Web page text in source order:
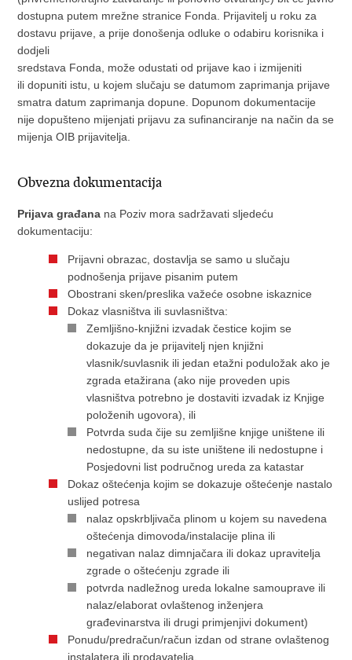
dostupna putem mrežne stranice Fonda. Prijavitelj u roku za
dostavu prijave, a prije donošenja odluke o odabiru korisnika i
dodjeli
sredstava Fonda, može odustati od prijave kao i izmijeniti
ili dopuniti istu, u kojem slučaju se datumom zaprimanja prijave
smatra datum zaprimanja dopune. Dopunom dokumentacije
nije dopušteno mijenjati prijavu za sufinanciranje na način da se
mijenja OIB prijavitelja.
Obvezna dokumentacija
Prijava građana na Poziv mora sadržavati sljedeću
dokumentaciju:
Prijavni obrazac, dostavlja se samo u slučaju
podnošenja prijave pisanim putem
Obostrani sken/preslika važeće osobne iskaznice
Dokaz vlasništva ili suvlasništva:
Zemljišno-knjižni izvadak čestice kojim se
dokazuje da je prijavitelj njen knjižni
vlasnik/suvlasnik ili jedan etažni poduložak ako je
zgrada etažirana (ako nije proveden upis
vlasništva potrebno je dostaviti izvadak iz Knjige
položenih ugovora), ili
Potvrda suda čije su zemljišne knjige uništene ili
nedostupne, da su iste uništene ili nedostupne i
Posjedovni list područnog ureda za katastar
Dokaz oštećenja kojim se dokazuje oštećenje nastalo
uslijed potresa
nalaz opskrbljivača plinom u kojem su navedena
oštećenja dimovoda/instalacije plina ili
negativan nalaz dimnjačara ili dokaz upravitelja
zgrade o oštećenju zgrade ili
potvrda nadležnog ureda lokalne samouprave ili
nalaz/elaborat ovlaštenog inženjera
građevinarstva ili drugi primjenjivi dokument)
Ponudu/predračun/račun izdan od strane ovlaštenog
instalatera ili prodavatelja.